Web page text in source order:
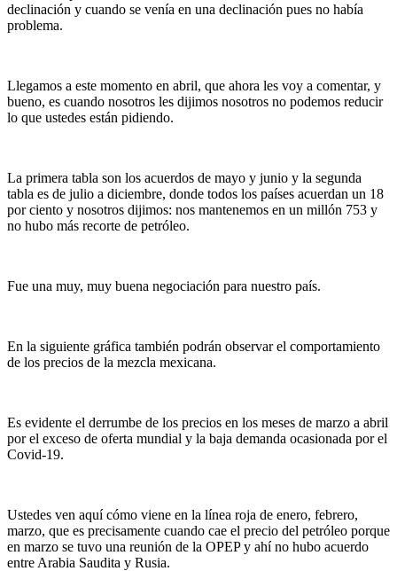
declinación y cuando se venía en una declinación pues no había
problema.
Llegamos a este momento en abril, que ahora les voy a comentar, y
bueno, es cuando nosotros les dijimos nosotros no podemos reducir
lo que ustedes están pidiendo.
La primera tabla son los acuerdos de mayo y junio y la segunda
tabla es de julio a diciembre, donde todos los países acuerdan un 18
por ciento y nosotros dijimos: nos mantenemos en un millón 753 y
no hubo más recorte de petróleo.
Fue una muy, muy buena negociación para nuestro país.
En la siguiente gráfica también podrán observar el comportamiento
de los precios de la mezcla mexicana.
Es evidente el derrumbe de los precios en los meses de marzo a abril
por el exceso de oferta mundial y la baja demanda ocasionada por el
Covid-19.
Ustedes ven aquí cómo viene en la línea roja de enero, febrero,
marzo, que es precisamente cuando cae el precio del petróleo porque
en marzo se tuvo una reunión de la OPEP y ahí no hubo acuerdo
entre Arabia Saudita y Rusia.